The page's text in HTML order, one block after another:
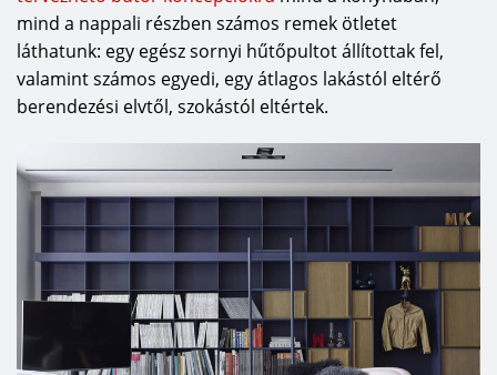
mind a nappali részben számos remek ötletet
láthatunk: egy egész sornyi hűtőpultot állítottak fel,
valamint számos egyedi, egy átlagos lakástól eltérő
berendezési elvtől, szokástól eltértek.